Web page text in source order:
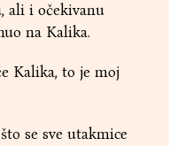
ali i očekivanu
na Kalika.
Kalika, to je moj
se sve utakmice